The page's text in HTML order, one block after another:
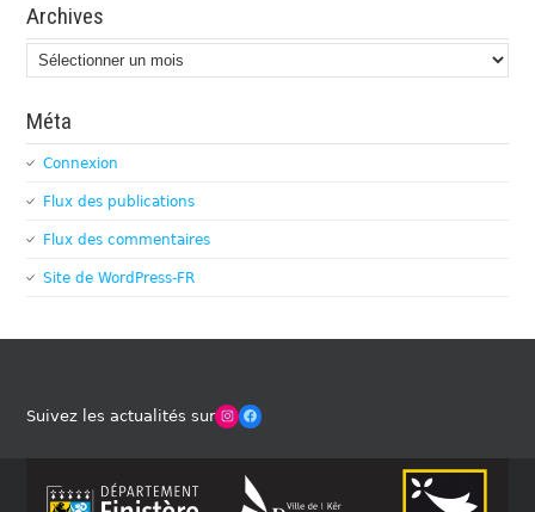
Archives
Archives
Méta
Connexion
Flux des publications
Flux des commentaires
Site de WordPress-FR
Suivez les actualités surWinches Club OfficielFacebook